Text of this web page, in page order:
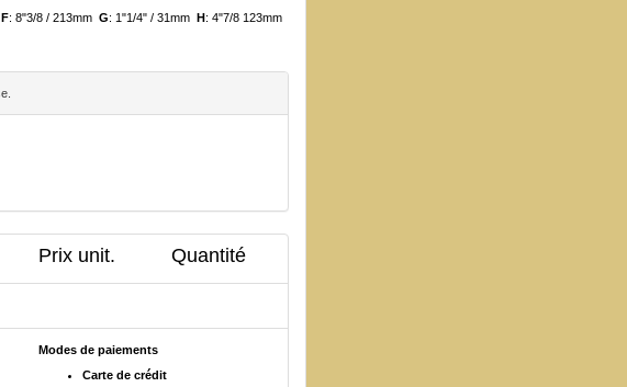
F: 8"3/8 / 213mm G: 1"1/4" / 31mm H : 4"7/8 123mm
Prix unit. Quantité
Modes de paiements
Carte de crédit